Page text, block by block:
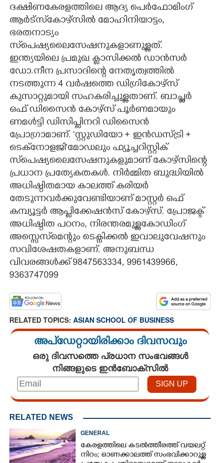
ദക്ഷിണകേരളത്തിലെ ആദ്യ പെർഫോമിംഗ്
ആർട്സ്‌കോഴ്സിൽ മോഹിനിയാട്ടം,
ഭരതനാട്യം
സ്‌പെഷ്യലൈസേഷനുകളാണുള്ളത്.
ഇന്ത്യയിലെ പ്രമുഖ ക്ലാസിക്കൽ ഡാൻസർ
ഡോ.നീന പ്രസാദിന്റെ നേതൃത്വത്തിൽ
നടത്തുന്ന 4 വർഷത്തെ ഡിഗ്രികോഴ്സ്
കുസാറ്റുമായി സഹകരിച്ചുള്ളതാണ്. ബാച്ച്ലർ
ഒഫ് ഡിസൈൻ കോഴ്സ് പൂർണമായും
ണമൾട്ടി ഡിസിപ്ലിനറി ഡിസൈൻ
പ്രോഗ്രാമാണ്. 'സ്റ്റുഡിയോ + ഇൻഡസ്ട്രി +
ടെക്‌നോളജി'മോഡലും ഫ്യൂച്ചറിസ്റ്റിക്
സ്‌പെഷ്യലൈസേഷനുകളുമാണ് കോഴ്സിന്റെ
പ്രധാന പ്രത്യേകതകൾ. നിർമ്മിത ബുദ്ധിയിൽ
അധിഷ്ഠിതമായ കാലത്ത് കരിയർ
തേടുന്നവർക്കുവേണ്ടിയാണ് മാസ്റ്റർ ഒഫ്
കമ്പ്യൂട്ടർ ആപ്ലിക്കേഷൻസ് കോഴ്സ്. പ്രോജക്ട്
അധിഷ്ഠിത പഠനം, നിരന്തരമുള്ളകോഡിംഗ്
അസ്സെസ്‌മെന്റും ടെക്നിക്കൽ ഇവാലുവേഷനും
സവിശേഷതകളാണ്. അനുബന്ധ
വിവരങ്ങൾക്ക് 9847563334, 9961439966,
9363747099
RELATED TOPICS: ASIAN SCHOOL OF BUSINESS
അപ്ഡേറ്റായിരിക്കാം ദിവസവും
ഒരു ദിവസത്തെ പ്രധാന സംഭവങ്ങൾ
നിങ്ങളുടെ ഇൻബോക്സിൽ
RELATED NEWS
GENERAL
കേരളത്തിലെ കടൽത്തീരത്ത് വയലറ്റ്
നിറം; ഓണക്കാലത്ത് സംഭവിക്കാറുള്ള